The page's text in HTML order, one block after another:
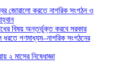
জোরালো করতে নাগরিক সংগঠন ও
বিষয় অন্তর্ভুক্ত করবে সরকার
গণমাধ্যম–নাগরিক সংগঠনের
২ মাসের নিষেধাজ্ঞা